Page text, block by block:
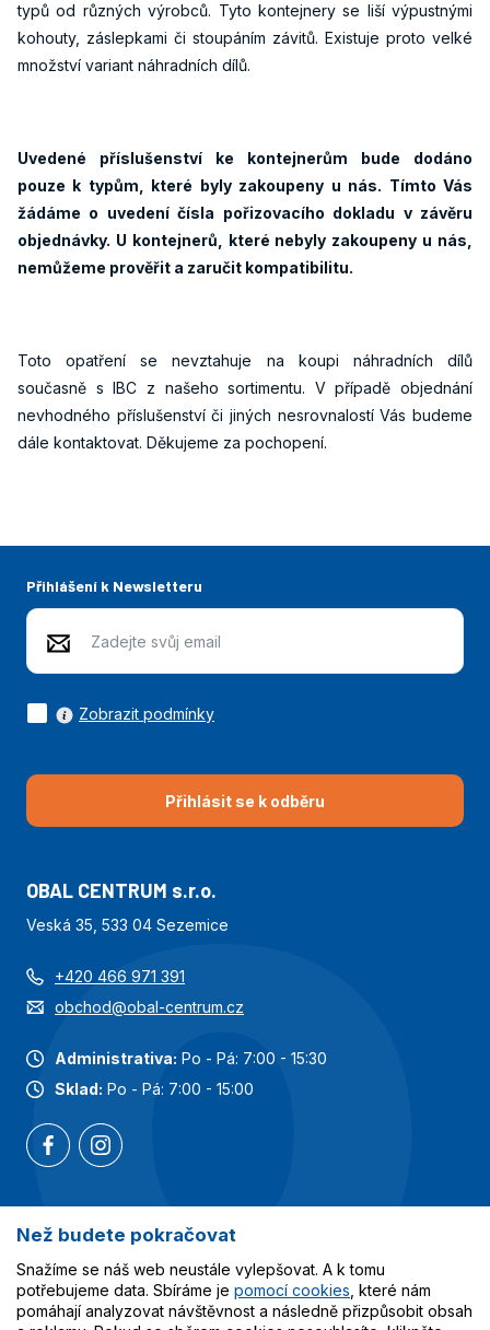
typů od různých výrobců. Tyto kontejnery se liší výpustnými
kohouty, záslepkami či stoupáním závitů. Existuje proto velké
množství variant náhradních dílů.
Uvedené příslušenství ke kontejnerům bude dodáno
pouze k typům, které byly zakoupeny u nás. Tímto Vás
žádáme o uvedení čísla pořizovacího dokladu v závěru
objednávky. U kontejnerů, které nebyly zakoupeny u nás,
nemůžeme prověřit a zaručit kompatibilitu.
Toto opatření se nevztahuje na koupi náhradních dílů
současně s IBC z našeho sortimentu. V případě objednání
nevhodného příslušenství či jiných nesrovnalostí Vás budeme
dále kontaktovat. Děkujeme za pochopení.
Přihlášení k Newsletteru
Přihlásit se k odběru
Zobrazit podmínky
OBAL CENTRUM s.r.o.
Veská 35, 533 04 Sezemice
+420 466 971 391
obchod@obal-centrum.cz
Administrativa: Po - Pá: 7:00 - 15:30
Sklad: Po - Pá: 7:00 - 15:00
Nejoblíbenější kategorie
Služby
Než budete pokračovat
Snažíme se náš web neustále vylepšovat. A k tomu
potřebujeme data. Sbíráme je pomocí cookies , které nám
pomáhají analyzovat návštěvnost a následně přizpůsobit obsah